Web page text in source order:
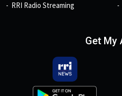
RRI Radio Streaming
Get My